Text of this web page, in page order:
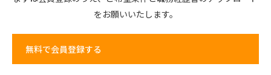
をお願いいたします。
無料で会員登録する